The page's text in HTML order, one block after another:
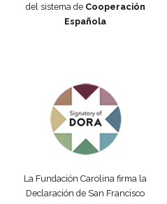
del sistema de Cooperación
Española
La Fundación Carolina firma la
Declaración de San Francisco